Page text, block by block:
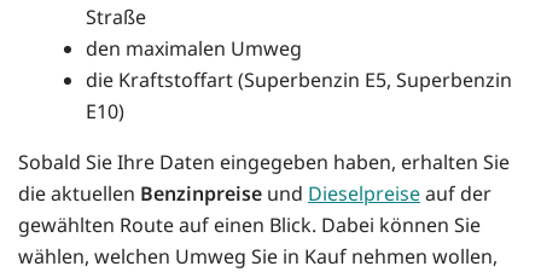
Straße
den maximalen Umweg
die Kraftstoffart (Superbenzin E5, Superbenzin
E10)
Sobald Sie Ihre Daten eingegeben haben, erhalten Sie
die aktuellen Benzinpreise und Dieselpreiseauf der
gewählten Route auf einen Blick. Dabei können Sie
wählen, welchen Umweg Sie in Kauf nehmen wollen,